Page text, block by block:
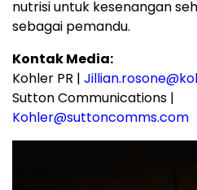
nutrisi untuk kesenangan
sebagai pemandu.
Kontak Media:
Kohler PR |
Sutton Communications |
Kohler@suttoncomms.com